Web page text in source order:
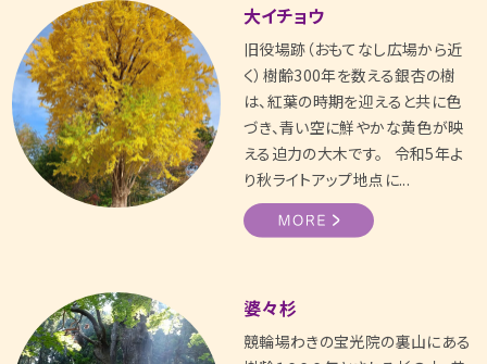
大イチョウ
旧役場跡（おもてなし広場から近
く）樹齢300年を数える銀杏の樹
は、紅葉の時期を迎えると共に色
づき、青い空に鮮やかな黄色が映
える迫力の大木です。 令和5年よ
り秋ライトアップ地点に...
婆々杉
競輪場わきの宝光院の裏山にある